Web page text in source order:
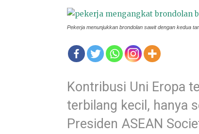
Pekerja menunjukkan brondolan sawit dengan kedua
Kontribusi Uni Eropa
terbilang kecil, hanya
Presiden ASEAN